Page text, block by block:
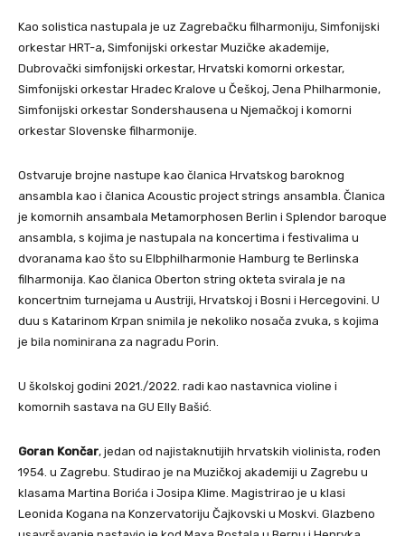
Kao solistica nastupala je uz Zagrebačku filharmoniju, Simfonijski
orkestar HRT-a, Simfonijski orkestar Muzičke akademije,
Dubrovački simfonijski orkestar, Hrvatski komorni orkestar,
Simfonijski orkestar Hradec Kralove u Češkoj, Jena Philharmonie,
Simfonijski orkestar Sondershausena u Njemačkoj i komorni
orkestar Slovenske filharmonije.
Ostvaruje brojne nastupe kao članica Hrvatskog baroknog
ansambla kao i članica Acoustic project strings ansambla. Članica
je komornih ansambala Metamorphosen Berlin i Splendor baroque
ansambla, s kojima je nastupala na koncertima i festivalima u
dvoranama kao što su Elbphilharmonie Hamburg te Berlinska
filharmonija. Kao članica Oberton string okteta svirala je na
koncertnim turnejama u Austriji, Hrvatskoj i Bosni i Hercegovini. U
duu s Katarinom Krpan snimila je nekoliko nosača zvuka, s kojima
je bila nominirana za nagradu Porin.
U školskoj godini 2021./2022. radi kao nastavnica violine i
komornih sastava na GU Elly Bašić.
Goran Končar, jedan od najistaknutijih hrvatskih violinista, rođen
1954. u Zagrebu. Studirao je na Muzičkoj akademiji u Zagrebu u
klasama Martina Borića i Josipa Klime. Magistrirao je u klasi
Leonida Kogana na Konzervatoriju Čajkovski u Moskvi. Glazbeno